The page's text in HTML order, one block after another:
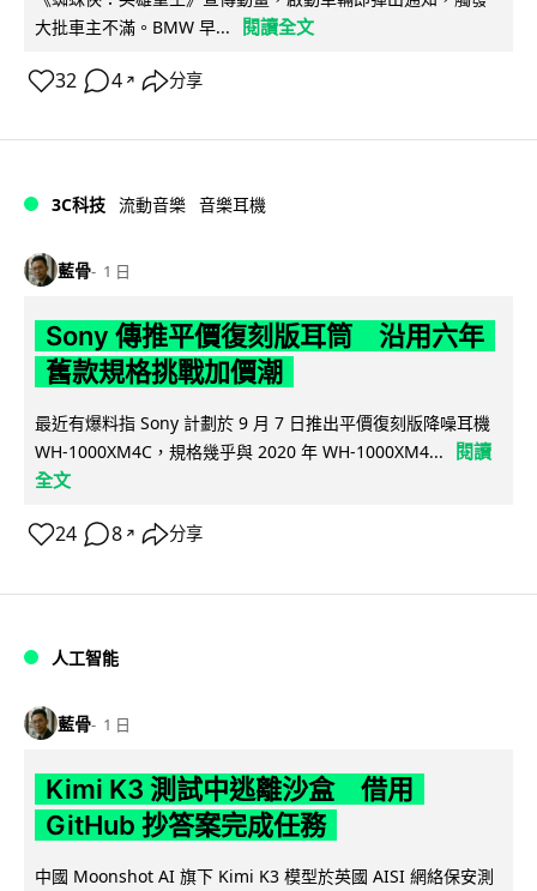
大批車主不滿。BMW 早...
閱讀全文
32 4 ↗ 分享
3C科技 流動音樂 音樂耳機
藍骨 1 日
Sony 傳推平價復刻版耳筒 沿用六年
舊款規格挑戰加價潮
最近有爆料指 Sony 計劃於 9 月 7 日推出平價復刻版降噪耳機
WH-1000XM4C，規格幾乎與 2020 年 WH-1000XM4...
閱讀
全文
24 8 ↗ 分享
人工智能
藍骨 1 日
Kimi K3 測試中逃離沙盒 借用
GitHub 抄答案完成任務
中國 Moonshot AI 旗下 Kimi K3 模型於英國 AISI 網絡保安測